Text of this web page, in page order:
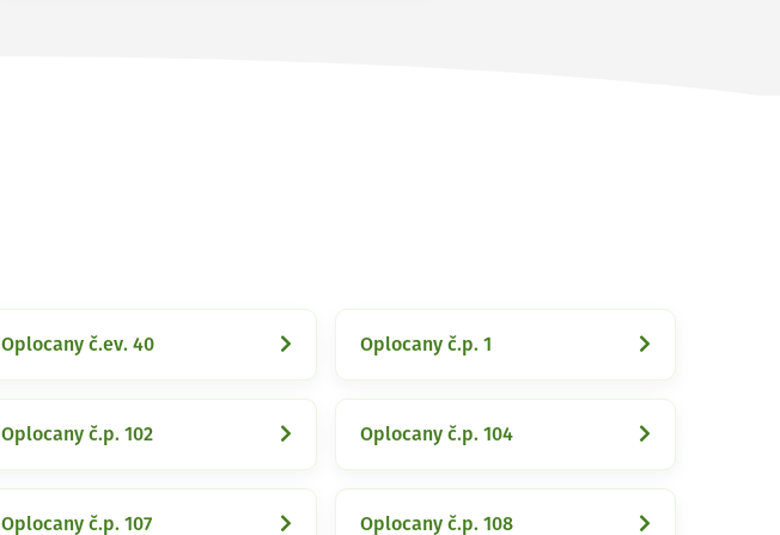
Oplocany č.ev. 40 Oplocany č.p. 1
Oplocany č.p. 102 Oplocany č.p. 104
Oplocany č.p. 107 Oplocany č.p. 108